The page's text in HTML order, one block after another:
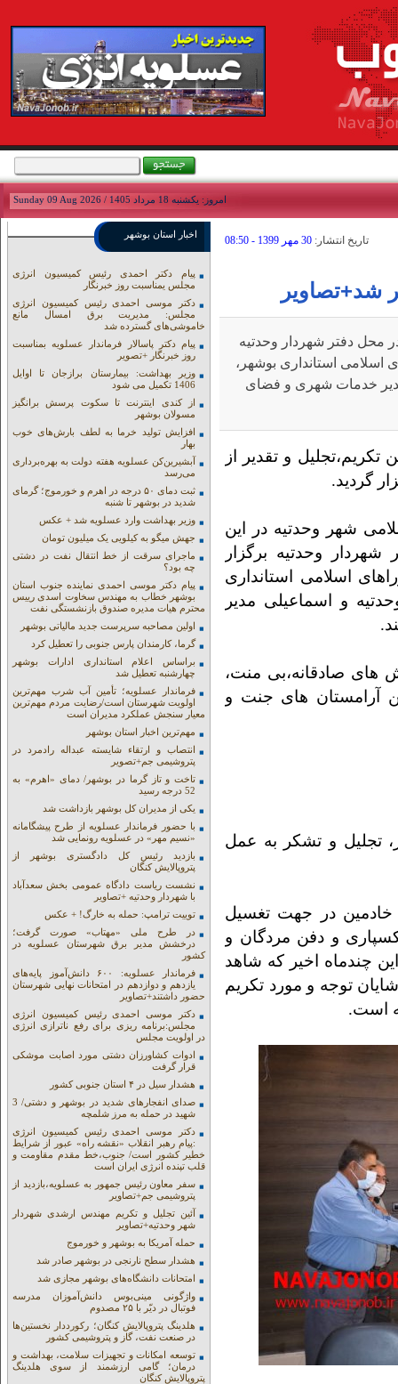
امروز: يکشنبه 18 مرداد 1405 / Sunday 09 Aug 2026
تاريخ انتشار: 30 مهر 1399 - 08:50
شد+تصاویر
آئین که روز سه شنبه ۲۹ مهرماه در محل دفتر شهردار وحدتیه
استانداری بوشهر،
مدیر خدمات شهری و فضای
و تقدیر از
گردید.
شهر وحدتیه در این
محل دفتر شهردار وحدتیه برگزار
اسلامی استانداری
و اسماعیلی مدیر
های صادقانه،بی منت،
آرامستان های جنت و
تجلیل و تشکر به عمل
در جهت تغسیل
و دفن مردگان و
چندماه اخیر که شاهد
توجه و مورد تکریم
است.
اخبار استان بوشهر
پیام دکتر احمدی رئیس کمیسیون انرژی
مجلس یمناسبت روز خبرنگار
دکتر موسی احمدی رئیس کمیسیون انرژی
مجلس: مدیریت برق امسال مانع
خاموشی‌های گسترده شد
پیام دکتر پاسالار فرماندار عسلویه بمناسبت
روز خبرنگار +تصویر
وزیر بهداشت: بیمارستان برازجان تا اوایل
1406 تکمیل می شود
از کندی اینترنت تا سکوت پرسش برانگیز
مسولان بوشهر
افزایش تولید خرما به لطف بارش‌های خوب
بهار
آبشیرین‌کن عسلویه هفته دولت به بهره‌برداری
می‌رسد
ثبت دمای ۵۰ درجه در اهرم و خورموج؛ گرمای
شدید در بوشهر تا شنبه
وزیر بهداشت وارد عسلویه شد + عکس
جهش میگو به کیلویی یک میلیون تومان
ماجرای سرقت از خط انتقال نفت در دشتی
چه بود؟
پیام دکتر موسی احمدی نماینده جنوب استان
بوشهر خطاب به مهندس سخاوت اسدی رییس
محترم هیات مدیره صندوق بازنشستگی نفت
اولین مصاحبه سرپرست جدید مالیاتی بوشهر
گرما، کارمندان پارس جنوبی را تعطیل کرد
براساس اعلام استانداری ادارات بوشهر
چهارشنبه تعطیل شد
فرماندار عسلویه؛ تأمین آب شرب مهم‌ترین
اولویت شهرستان است/رضایت مردم مهم‌ترین
معیار سنجش عملکرد مدیران است
مهم‌ترین اخبار استان بوشهر
انتصاب و ارتقاء شایسته عبداله رادمرد در
پتروشیمی جم+تصویر
تاخت و تاز گرما در بوشهر/ دمای «اهرم» به
52 درجه رسید
یکی از مدیران کل بوشهر بازداشت شد
با حضور فرماندار عسلویه از طرح پیشگامانه
«نسیم مهر» در عسلویه رونمایی شد
بازدید رئیس کل دادگستری بوشهر از
پتروپالایش کنگان
نشست ریاست دادگاه عمومی بخش سعدآباد
با شهردار وحدتیه +تصاویر
توییت ترامپ: حمله به خارگ! + عکس
در طرح ملی «مهتاب» صورت گرفت؛
درخشش مدیر برق شهرستان عسلویه در
کشور
فرماندار عسلویه: ۶۰۰ دانش‌آموز پایه‌های
یازدهم و دوازدهم در امتحانات نهایی شهرستان
حضور داشتند+تصاویر
دکتر موسی احمدی رئیس کمیسیون انرژی
مجلس:برنامه ریزی برای رفع ناترازی انرژی
در اولویت مجلس
ادوات کشاورزان دشتی مورد اصابت موشکی
قرار گرفت
هشدار سیل در ۴ استان جنوبی کشور
صدای انفجارهای شدید در بوشهر و دشتی/ 3
شهید در حمله به مرز شلمچه
دکتر موسی احمدی رئیس کمیسیون انرژی
:پیام رهبر انقلاب «نقشه راه» عبور از شرایط
خطیر کشور است/ جنوب،خط مقدم مقاومت و
قلب تپنده انرژی ایران است
سفر معاون رئیس جمهور به عسلویه،بازدید از
پتروشیمی جم+تصاویر
آئین تجلیل و تکریم مهندس ارشدی شهردار
شهر وحدتیه+تصاویر
حمله آمریکا به بوشهر و خورموج
هشدار سطح نارنجی در بوشهر صادر شد
امتحانات دانشگاه‌های بوشهر مجازی شد
واژگونی مینی‌بوس دانش‌آموزان مدرسه
فوتبال در دیّر با ۲۵ مصدوم
هلدینگ پتروپالایش کنگان؛ رکورددار نخستین‌ها
در صنعت نفت، گاز و پتروشیمی کشور
توسعه امکانات و تجهیزات سلامت، بهداشت و
درمان؛ گامی ارزشمند از سوی هلدینگ
پتروپالایش کنگان